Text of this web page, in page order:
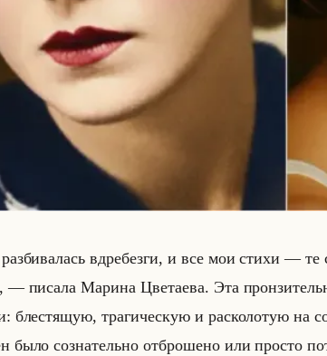
вдребезги, и все мои стихи —
— пи­са­ла Ма­ри­на Цве­та­ева. Эта
бле­стя­щую, тра­ги­че­скую и рас­ко­ло­тую на
было со­зна­тельно от­бро­ше­но или про­сто